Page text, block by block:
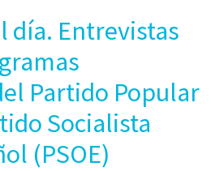
día. Entrevistas
Partido Popular
Socialista
(PSOE)